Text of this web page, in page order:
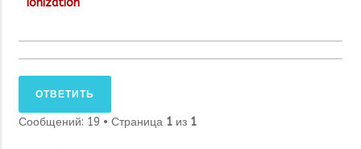
Ionization
ОТВЕТИТЬ
Сообщений: 19 • Страница 1 из 1